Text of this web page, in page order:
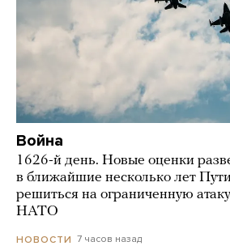
Война
1626-й день. Новые оценки
в ближайшие несколько лет
решиться на ограниченную
НАТО
НОВОСТИ 7 часов назад